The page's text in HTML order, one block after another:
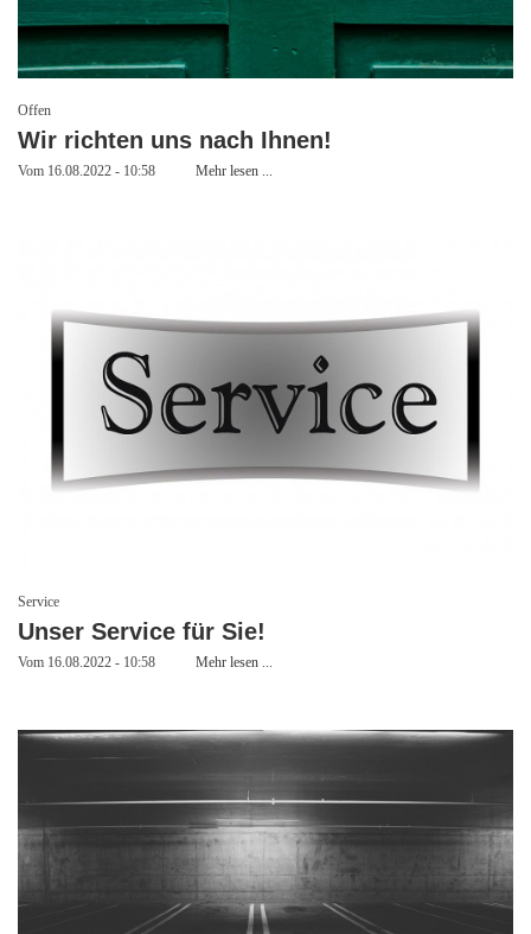
Offen
Wir richten uns nach Ihnen!
Vom 16.08.2022 - 10:58 Mehr lesen ...
Service
Unser Service für Sie!
Vom 16.08.2022 - 10:58 Mehr lesen ...